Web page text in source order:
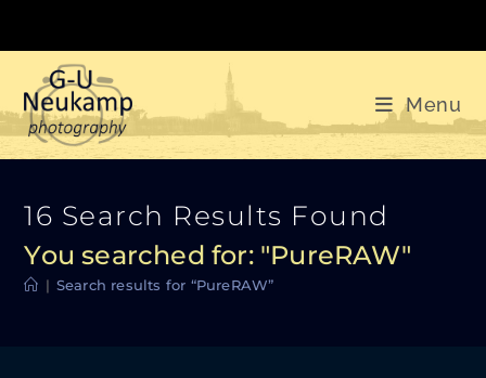
content
Menu
16 Search Results Found
You searched for: "PureRAW"
| Search results for “PureRAW”